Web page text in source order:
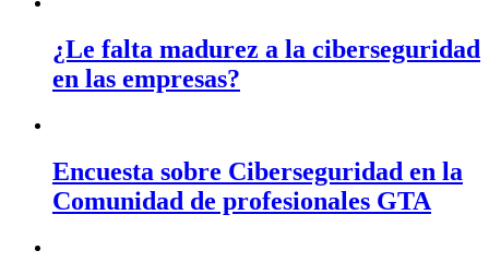
¿Le falta madurez a la ciberseguridad
en las empresas?
Encuesta sobre Ciberseguridad en la
Comunidad de profesionales GTA